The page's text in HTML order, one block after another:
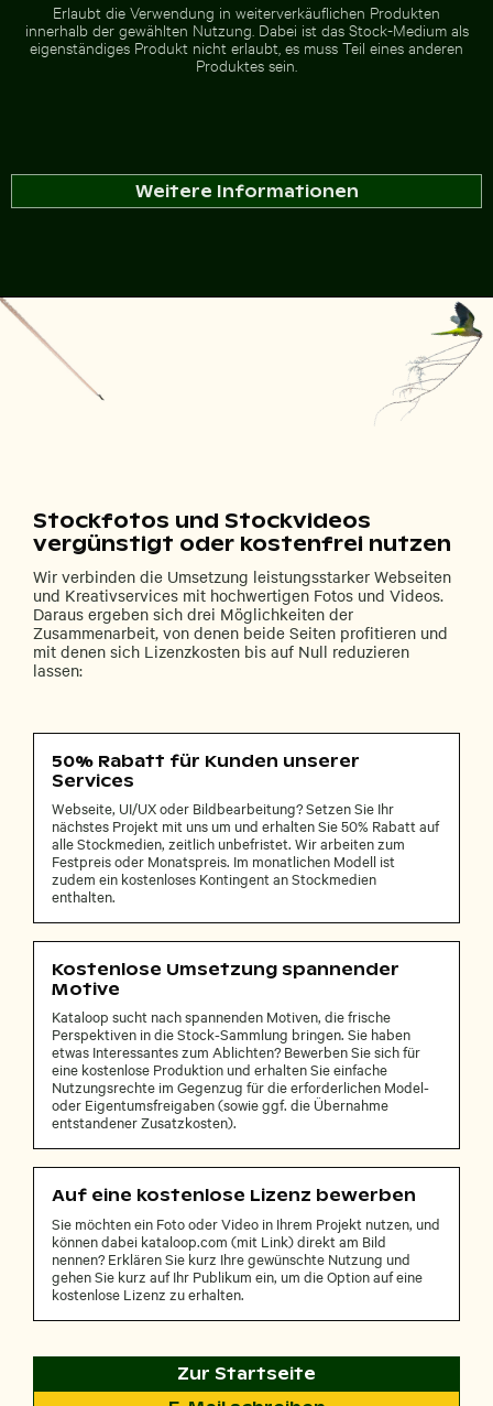
Erlaubt die Verwendung in weiterverkäuflichen Produkten
innerhalb der gewählten Nutzung. Dabei ist das Stock-Medium als
eigenständiges Produkt nicht erlaubt, es muss Teil eines anderen
Produktes sein.
Weitere Informationen
Stockfotos und Stockvideos
vergünstigt oder kostenfrei nutzen
Wir verbinden die Umsetzung leistungsstarker Webseiten
und Kreativservices mit hochwertigen Fotos und Videos.
Daraus ergeben sich drei Möglichkeiten der
Zusammenarbeit, von denen beide Seiten profitieren und
mit denen sich Lizenzkosten bis auf Null reduzieren
lassen:
50% Rabatt für Kunden unserer
Services
Webseite, UI/UX oder Bildbearbeitung? Setzen Sie Ihr
nächstes Projekt mit uns um und erhalten Sie 50% Rabatt auf
alle Stockmedien, zeitlich unbefristet. Wir arbeiten zum
Festpreis oder Monatspreis. Im monatlichen Modell ist
zudem ein kostenloses Kontingent an Stockmedien
enthalten.
Kostenlose Umsetzung spannender
Motive
Kataloop sucht nach spannenden Motiven, die frische
Perspektiven in die Stock-Sammlung bringen. Sie haben
etwas Interessantes zum Ablichten? Bewerben Sie sich für
eine kostenlose Produktion und erhalten Sie einfache
Nutzungsrechte im Gegenzug für die erforderlichen Model-
oder Eigentumsfreigaben (sowie ggf. die Übernahme
entstandener Zusatzkosten).
Auf eine kostenlose Lizenz bewerben
Sie möchten ein Foto oder Video in Ihrem Projekt nutzen, und
können dabei kataloop.com (mit Link) direkt am Bild
nennen? Erklären Sie kurz Ihre gewünschte Nutzung und
gehen Sie kurz auf Ihr Publikum ein, um die Option auf eine
kostenlose Lizenz zu erhalten.
Zur Startseite